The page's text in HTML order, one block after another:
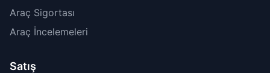
Araç Sigortası
Araç İncelemeleri
Satış